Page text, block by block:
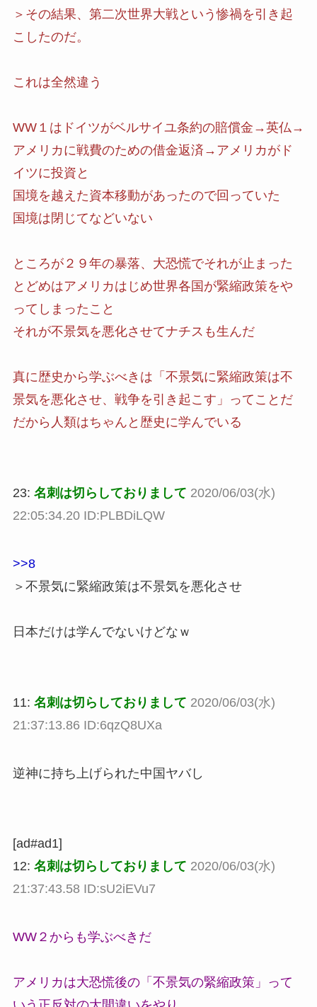
＞その結果、第二次世界大戦という惨禍を引き起
こしたのだ。
これは全然違う
WW１はドイツがベルサイユ条約の賠償金→英仏→
アメリカに戦費のための借金返済→アメリカがド
イツに投資と
国境を越えた資本移動があったので回っていた
国境は閉じてなどいない
ところが２９年の暴落、大恐慌でそれが止まった
とどめはアメリカはじめ世界各国が緊縮政策をや
ってしまったこと
それが不景気を悪化させてナチスも生んだ
真に歴史から学ぶべきは「不景気に緊縮政策は不
景気を悪化させ、戦争を引き起こす」ってことだ
だから人類はちゃんと歴史に学んでいる
23: 名刺は切らしておりまして 2020/06/03(水)
22:05:34.20 ID:PLBDiLQW
>>8
＞不景気に緊縮政策は不景気を悪化させ
日本だけは学んでないけどなｗ
11: 名刺は切らしておりまして 2020/06/03(水)
21:37:13.86 ID:6qzQ8UXa
逆神に持ち上げられた中国ヤバし
[ad#ad1]
12: 名刺は切らしておりまして 2020/06/03(水)
21:37:43.58 ID:sU2iEVu7
WW２からも学ぶべきだ
アメリカは大恐慌後の「不景気の緊縮政策」って